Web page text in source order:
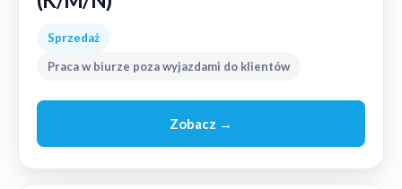
Sprzedaż
Praca w biurze poza wyjazdami do klientów
Zobacz →